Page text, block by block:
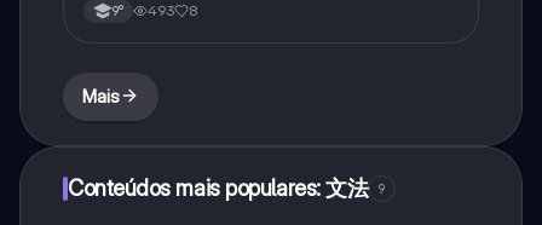
9° 493 8
Mais
Conteúdos mais populares: 文法 9